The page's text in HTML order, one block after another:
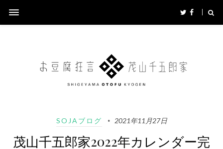
SOJAブログ 2021年11月27日
茂山千五郎家2022年カレンダー完